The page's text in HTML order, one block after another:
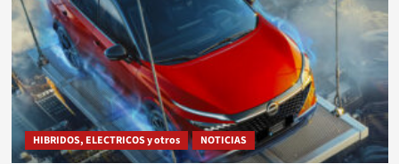
HIBRIDOS, ELECTRICOS y otros NOTICIAS